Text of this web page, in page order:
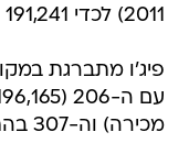
2011) לכדי 191,241 חיפושים.